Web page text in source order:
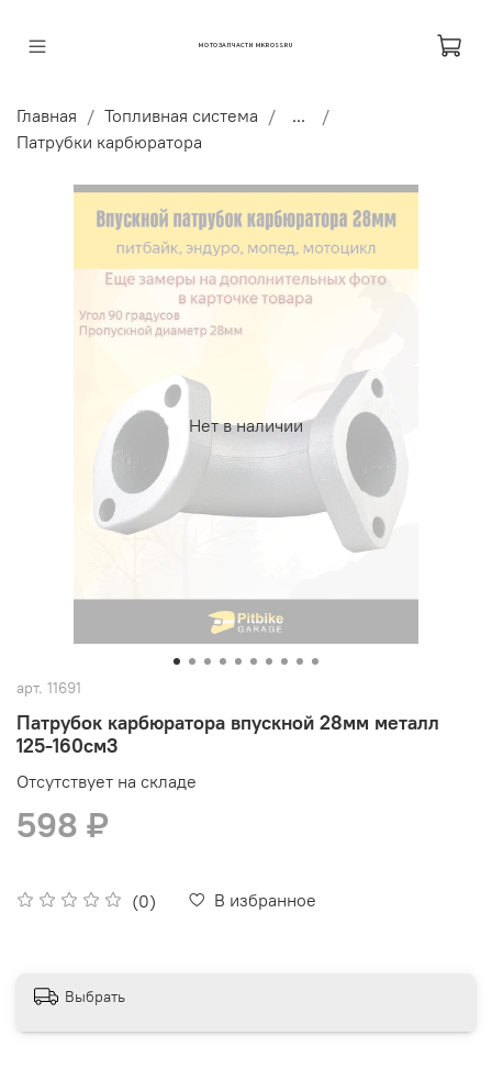
МОТОЗАПЧАСТИ MKROSS.RU
Главная Топливная система
...
Патрубки карбюратора
Нет в наличии
арт. 11691
Патрубок карбюратора впускной 28мм металл
125-160см3
(0) В избранное
Отсутствует на складе
598 ₽
Выбрать